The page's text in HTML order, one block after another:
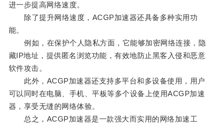
进一步提高网络速度。
除了提升网络速度，ACGP加速器还具备多种实用功
能。
例如，在保护个人隐私方面，它能够加密网络连接，隐
藏IP地址，提供匿名浏览功能，有效地防止黑客入侵和恶意
软件攻击。
此外，ACGP加速器还支持多平台和多设备使用，用户
可以同时在电脑、手机、平板等多个设备上使用ACGP加速
器，享受无缝的网络体验。
总之，ACGP加速器是一款强大而实用的网络加速工